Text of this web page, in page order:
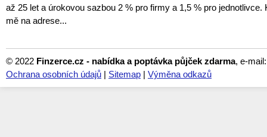
až 25 let a úrokovou sazbou 2 % pro firmy a 1,5 % pro jednotlivce.
mě na adrese...
© 2022 Finzerce.cz - nabídka a poptávka půjček zdarma, e-
Ochrana osobních údajů | Sitemap | Výměna odkazů